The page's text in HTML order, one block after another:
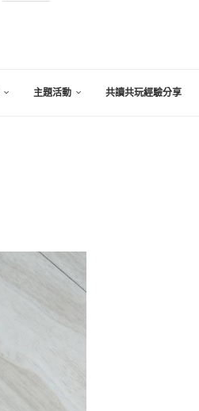
主題活動 共讀共玩經驗分享